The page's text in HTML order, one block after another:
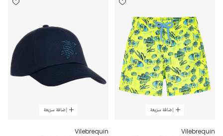
إضافة سريعة
Vilebrequin
إضافة سريعة
Vilebrequin